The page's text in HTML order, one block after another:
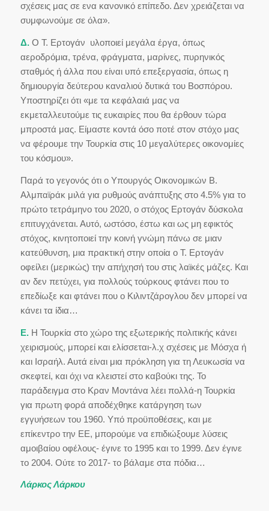
σχέσεις μας σε ενα κανονικό επίπεδο. Δεν χρειάζεται να
συμφωνούμε σε όλα».
Δ.Ο Τ. Ερτογάν υλοποιεί μεγάλα έργα, όπως
αεροδρόμια, τρένα, φράγματα, μαρίνες, πυρηνικός
σταθμός ή άλλα που είναι υπό επεξεργασία, όπως η
δημιουργία δεύτερου καναλιού δυτικά του Βοσπόρου.
Υποστηρίζει ότι «με τα κεφάλαιά μας να
εκμεταλλευτούμε τις ευκαιρίες που θα έρθουν τώρα
μπροστά μας. Είμαστε κοντά όσο ποτέ στον στόχο μας
να φέρουμε την Τουρκία στις 10 μεγαλύτερες οικονομίες
του κόσμου».
Παρά το γεγονός ότι ο Υπουργός Οικονομικών Β.
Αλμπαϊράκ μιλά για ρυθμούς ανάπτυξης στο 4.5% για το
πρώτο τετράμηνο του 2020, ο στόχος Ερτογάν δύσκολα
επιτυγχάνεται. Αυτό, ωστόσο, έστω και ως μη εφικτός
στόχος, κινητοποιεί την κοινή γνώμη πάνω σε μιαν
κατεύθυνση, μια πρακτική στην οποία ο Τ. Ερτογάν
οφείλει (μερικώς) την απήχησή του στις λαϊκές μάζες. Και
αν δεν πετύχει, για πολλούς τούρκους φτάνει που το
επεδίωξε και φτάνει που ο Κιλιντζάρογλου δεν μπορεί να
κάνει τα ίδια…
Ε.Η Τουρκία στο χώρο της εξωτερικής πολιτικής κάνει
χειρισμούς, μπορεί και ελίσσεται-λ.χ σχέσεις με Μόσχα ή
και Ισραήλ. Αυτά είναι μια πρόκληση για τη Λευκωσία να
σκεφτεί, και όχι να κλειστεί στο καβούκι της. Το
παράδειγμα στο Κραν Μοντάνα λέει πολλά-η Τουρκία
για πρωτη φορά αποδέχθηκε κατάργηση των
εγγυήσεων του 1960. Υπό προϋποθέσεις, και με
επίκεντρο την ΕΕ, μπορούμε να επιδιώξουμε λύσεις
αμοιβαίου οφέλους- έγινε το 1995 και το 1999. Δεν έγινε
το 2004. Ούτε το 2017- το βάλαμε στα πόδια…
Λάρκος Λάρκου